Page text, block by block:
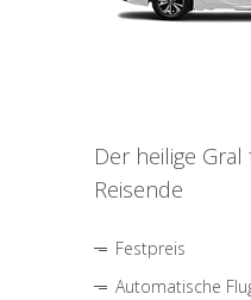
Der heilige
Reisende
Festpreis
Automatische